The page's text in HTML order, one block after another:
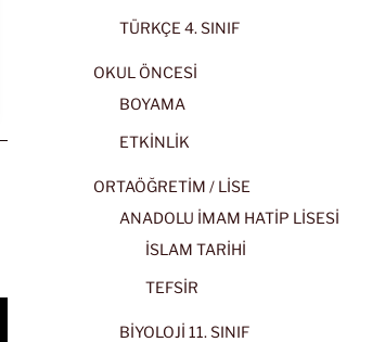
TÜRKÇE 4. SINIF
OKUL ÖNCESİ
BOYAMA
ETKİNLİK
ORTAÖĞRETİM / LİSE
ANADOLU İMAM HATİP LİSESİ
İSLAM TARİHİ
TEFSİR
BİYOLOJİ 11. SINIF